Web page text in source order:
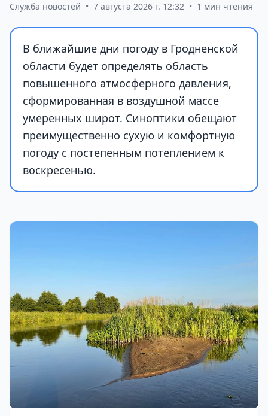
Служба новостей • 7 августа 2026 г. 12:32 • 1 мин чтения
В ближайшие дни погоду в Гродненской
области будет определять область
повышенного атмосферного давления,
сформированная в воздушной массе
умеренных широт. Синоптики обещают
преимущественно сухую и комфортную
погоду с постепенным потеплением к
воскресенью.